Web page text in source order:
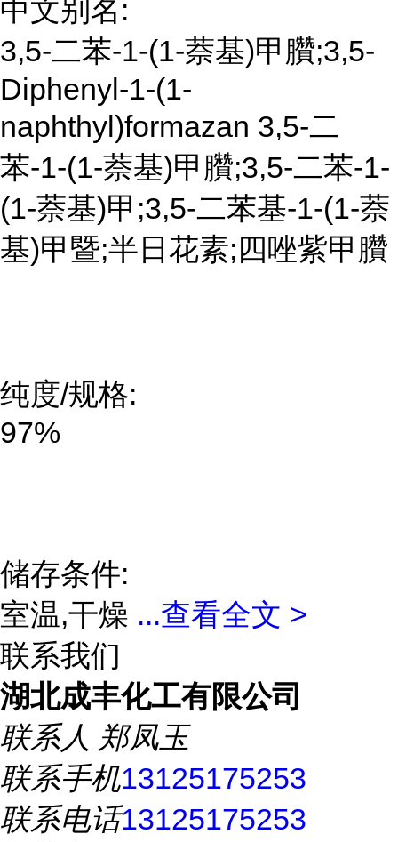
中文别名:
3,5-二苯-1-(1-萘基)甲臢;3,5-
Diphenyl-1-(1-
naphthyl)formazan 3,5-二
苯-1-(1-萘基)甲臢;3,5-二苯-1-
(1-萘基)甲;3,5-二苯基-1-(1-萘
基)甲暨;半日花素;四唑紫甲臢
纯度/规格:
97%
储存条件:
室温,干燥 ...查看全文 >
联系我们
湖北成丰化工有限公司
联系人 郑凤玉
联系手机13125175253
联系电话13125175253